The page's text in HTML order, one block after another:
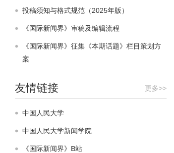
2017-11-18
【重要提示】关于作者提交修改稿时的要
求
2016-03-07
【重要提示】本刊研究论文的中文字数原
则上不超过1.5万字
《国际新闻界》被评为本学科权威期刊
投稿须知与格式规范（2025年版）
《国际新闻界》审稿及编辑流程
《国际新闻界》征集《本期话题》栏目策划方
案
友情链接 更多>>
中国人民大学
中国人民大学新闻学院
《国际新闻界》B站